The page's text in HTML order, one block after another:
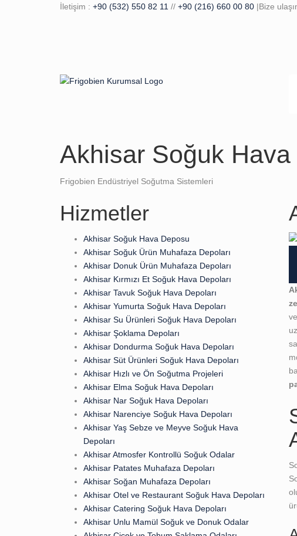
İletişim : +90 (532) 550 82 11 // +90 (216) 660 00 80 |Bize
Akhisar Soğuk Hava
Frigobien Endüstriyel Soğutma Sistemleri
Hizmetler
Akhisar Soğuk Hava Deposu
Akhisar Soğuk Ürün Muhafaza Depoları
Akhisar Donuk Ürün Muhafaza Depoları
Akhisar Kırmızı Et Soğuk Hava Depoları
Akhisar Tavuk Soğuk Hava Depoları
Akhisar Yumurta Soğuk Hava Depoları
Akhisar Su Ürünleri Soğuk Hava Depoları
Akhisar Şoklama Depoları
Akhisar Dondurma Soğuk Hava Depoları
Akhisar Süt Ürünleri Soğuk Hava Depoları
Akhisar Hızlı ve Ön Soğutma Projeleri
Akhisar Elma Soğuk Hava Depoları
Akhisar Nar Soğuk Hava Depoları
Akhisar Narenciye Soğuk Hava Depoları
Akhisar Yaş Sebze ve Meyve Soğuk Hava
Depoları
Akhisar Atmosfer Kontrollü Soğuk Odalar
Akhisar Patates Muhafaza Depoları
Akhisar Soğan Muhafaza Depoları
Akhisar Otel ve Restaurant Soğuk Hava Depoları
Akhisar Catering Soğuk Hava Depoları
Akhisar Unlu Mamül Soğuk ve Donuk Odalar